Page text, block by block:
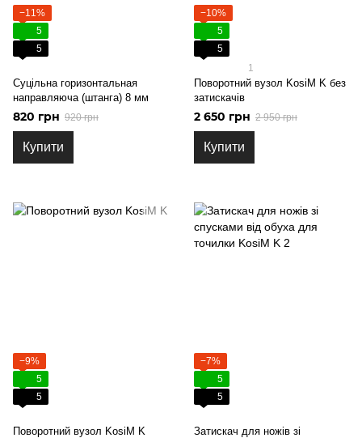
−11%
5
5
Суцільна горизонтальная
направляюча (штанга) 8 мм
820 грн 920 грн
Купити
−10%
5
5
1
Поворотний вузол KosiM K без
затискачів
2 650 грн 2 950 грн
Купити
−9%
5
5
Поворотний вузол KosiM K
−7%
5
5
Затискач для ножів зі